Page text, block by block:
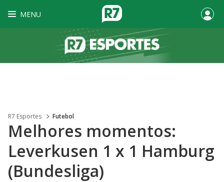
MENU
R7 Esportes Futebol
Melhores momentos:
Leverkusen 1 x 1 Hamburg
(Bundesliga)